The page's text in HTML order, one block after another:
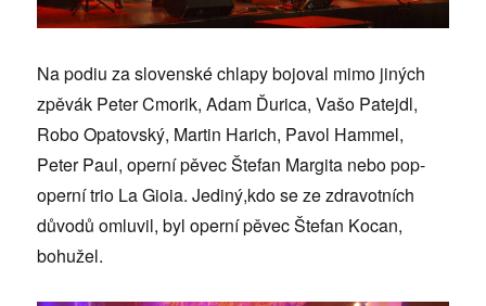
Na podiu za slovenské chlapy bojoval mimo jiných
zpěvák Peter Cmorik, Adam Ďurica, Vašo Patejdl,
Robo Opatovský, Martin Harich, Pavol Hammel,
Peter Paul, operní pěvec Štefan Margita nebo pop-
operní trio La Gioia. Jediný,kdo se ze zdravotních
důvodů omluvil, byl operní pěvec Štefan Kocan,
bohužel.